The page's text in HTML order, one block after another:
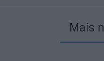
Mais